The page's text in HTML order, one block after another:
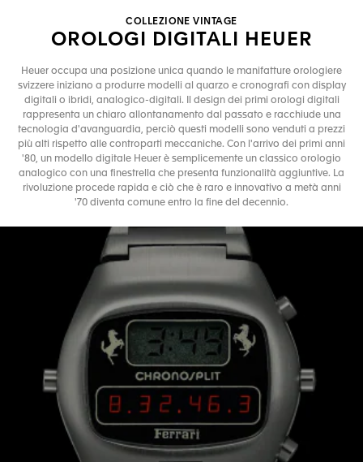
COLLEZIONE VINTAGE
OROLOGI DIGITALI HEUER
Heuer occupa una posizione unica quando le manifatture orologiere
svizzere iniziano a produrre modelli al quarzo e cronografi con display
digitali o ibridi, analogico-digitali. Il design dei primi orologi digitali
rappresenta un chiaro allontanamento dal passato e racchiude una
tecnologia d'avanguardia, perciò questi modelli sono venduti a prezzi
più alti rispetto alle controparti meccaniche. Con l'arrivo dei primi anni
'80, un modello digitale Heuer è semplicemente un classico orologio
analogico con una finestrella che presenta funzionalità aggiuntive. La
rivoluzione procede rapida e ciò che è raro e innovativo a metà anni
'70 diventa comune entro la fine del decennio.